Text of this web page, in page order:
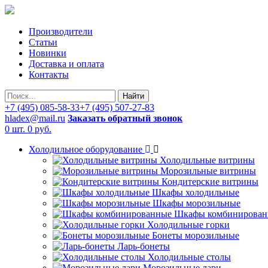
Производители
Статьи
Новинки
Доставка и оплата
Контакты
Найти
+7 (495) 085-58-33+7 (495) 507-27-83
hladex@mail.ru Заказать обратный звонок
0 шт. 0 руб.
Холодильное оборудование
Холодильные витрины
Морозильные витрины
Кондитерские витрины
Шкафы холодильные
Шкафы морозильные
Шкафы
Холодильные горки
Бонеты морозильные
Ларь-бонеты
Холодильные столы